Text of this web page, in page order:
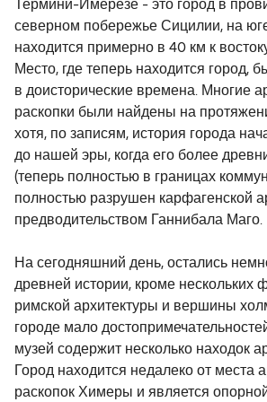
Термини-Имерезе - это город в
северном побережье Сицилии, на
находится примерно в 40 км к
Место, где теперь находится город,
в доисторические времена. Многие
раскопки были найдены на
хотя, по записям, история города
до нашей эры, когда его более
(теперь полностью в границах
полностью разрушен карфагенской
предводительством Ганнибала Маго.
На сегодняшний день, остались
древней истории, кроме нескольких
римской архитектуры и вершины
городе мало
музей содержит несколько находок
Город находится недалеко от места
раскопок Химеры и является